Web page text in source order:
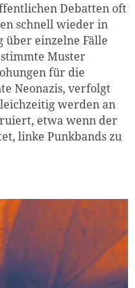
Debatten oft
schnell wieder in
über einzelne Fälle
Muster
für die
Neonazis, verfolgt
werden an
etwa wenn der
linke Punkbands zu